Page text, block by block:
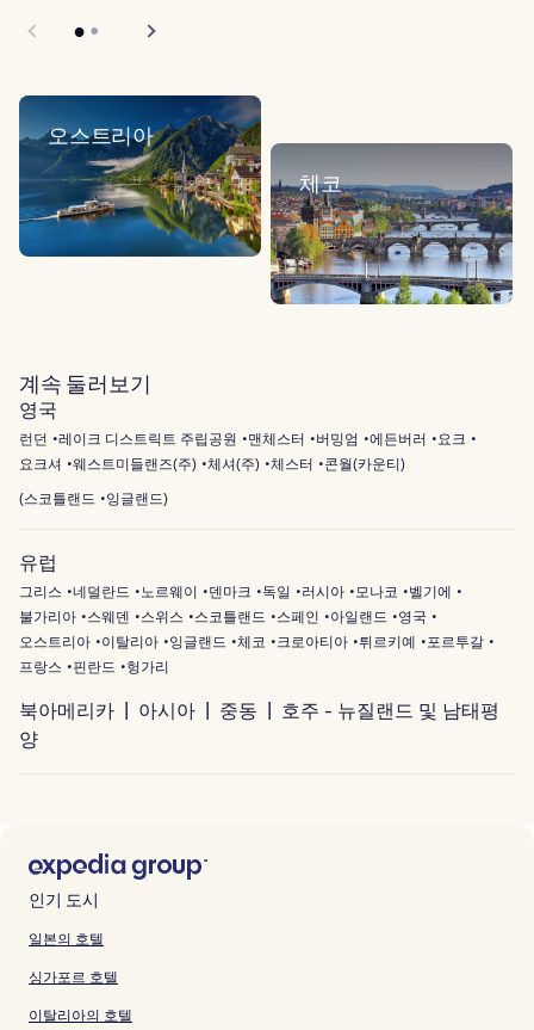
오스트리아
체코
계속 둘러보기
영국
런던 레이크 디스트릭트 주립공원 맨체스터 버밍엄 에든버러
요크
요크셔
웨스트미들랜즈(주) 체셔(주) 체스터
콘월(카운티)
(스코틀랜드 잉글랜드)
유럽
그리스 네덜란드 노르웨이 덴마크 독일 러시아 모나코
벨기에
불가리아
스웨덴 스위스 스코틀랜드 스페인 아일랜드
영국
오스트리아
이탈리아 잉글랜드 체코 크로아티아 튀르키예
포르투갈
프랑스
핀란드 헝가리
북아메리카 아시아 중동
호주 - 뉴질랜드 및 남태평
양
인기 도시
일본의 호텔
싱가포르 호텔
이탈리아의 호텔